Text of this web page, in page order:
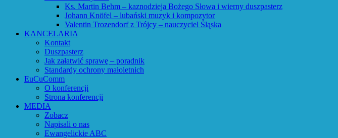
Ks. Martin Behm – kaznodzieja Bożego Słowa i wierny duszpasterz
Johann Knöfel – lubański muzyk i kompozytor
Valentin Trozendorf z Trójcy – nauczyciel Śląska
KANCELARIA
Kontakt
Duszpasterz
Jak załatwić sprawę – poradnik
Standardy ochrony małoletnich
EuCuComm
O konferencji
Strona konferencji
MEDIA
Zobacz
Napisali o nas
Ewangelickie ABC